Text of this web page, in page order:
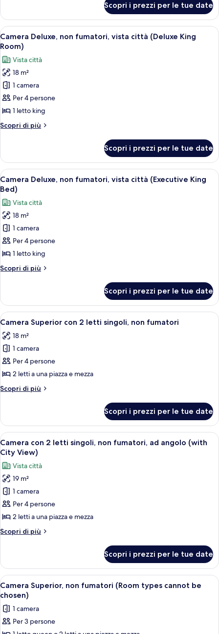
fumatori
(Deluxe
King
Room)
Deluxe,
non
fumatori
(Deluxe
Room)
Scopri i prezzi per le tue date
Apri
tutte
le
foto
per
Camera
Deluxe,
non
fumatori,
vista
(Deluxe
King
Room)
Una camera d'hotel con un letto
12
Camera Deluxe, non fumatori, vista città (Deluxe King
Room)
Vista città
18 m²
1 camera
Per 4 persone
1 letto king
Scopri di più
Altri
Deluxe,
non
fumatori,
vista
(Deluxe
King
Room)
Scopri i prezzi per le tue date
Apri
tutte
le
foto
per
Camera
Deluxe,
non
fumatori,
vista
(Executive
King
Bed)
Una camera d'albergo con due letti,
12
Camera Deluxe, non fumatori, vista città (Executive King
Bed)
Vista città
18 m²
1 camera
Per 4 persone
1 letto king
Scopri di più
Altri
Deluxe,
non
fumatori,
città
(Executive
King
Bed)
Scopri i prezzi per le tue date
Apri
tutte
le
foto
per
Camera
Superior
con
letti
singoli,
non
fumatori
Una camera d'albergo con due letti,
9
Camera Superior con 2 letti singoli, non fumatori
18 m²
1 camera
Per 4 persone
2 letti a una piazza e mezza
Scopri di più
Altri
Superior
con
2
letti
singoli,
non
fumatori
Scopri i prezzi per le tue date
Apri
tutte
le
foto
per
Camera
con
2
letti
singoli,
fumatori,
ad
angolo
(with
City
View)
Camera d'albergo con un letto
10
Camera con 2 letti singoli, non fumatori, ad angolo (with
City View)
Vista città
19 m²
1 camera
Per 4 persone
2 letti a una piazza e mezza
Scopri di più
Altri
con
letti
singoli,
fumatori,
ad
Scopri i prezzi per le tue date
Apri
tutte
le
foto
per
Corridoio in un hotel con il logo a
10
Camera Superior, non fumatori (Room types cannot be
chosen)
1 camera
Per 3 persone